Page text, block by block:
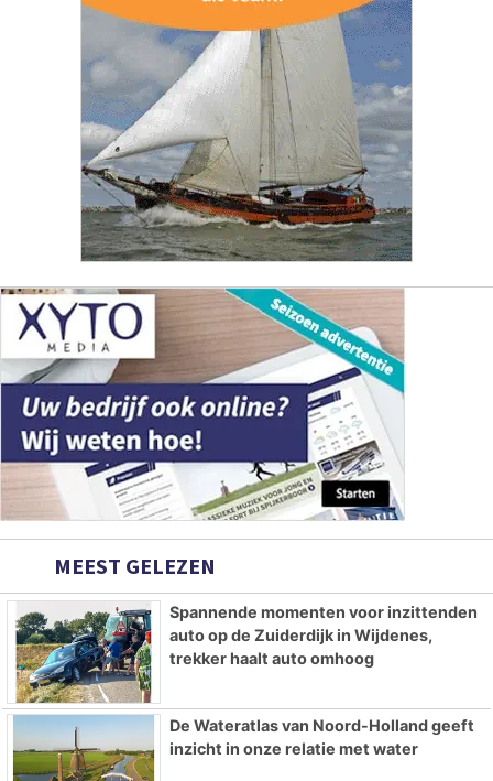
MEEST GELEZEN
Spannende momenten voor inzittenden
auto op de Zuiderdijk in Wijdenes,
trekker haalt auto omhoog
De Wateratlas van Noord-Holland geeft
inzicht in onze relatie met water